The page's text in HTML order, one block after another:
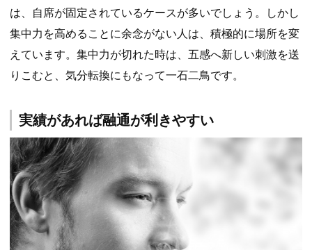
は、自席が固定されているケースが多いでしょう。しかし
集中力を高めることに余念がない人は、積極的に場所を変
えています。集中力が切れた時は、五感へ新しい刺激を送
りこむと、気分転換にもなって一石二鳥です。
実績があれば融通が利きやすい